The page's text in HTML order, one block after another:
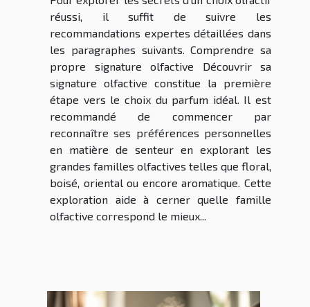
réussi, il suffit de suivre les
recommandations expertes détaillées dans
les paragraphes suivants. Comprendre sa
propre signature olfactive Découvrir sa
signature olfactive constitue la première
étape vers le choix du parfum idéal. Il est
recommandé de commencer par
reconnaître ses préférences personnelles
en matière de senteur en explorant les
grandes familles olfactives telles que floral,
boisé, oriental ou encore aromatique. Cette
exploration aide à cerner quelle famille
olfactive correspond le mieux...